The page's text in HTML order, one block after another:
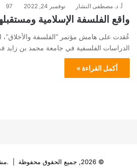
أ. د. مصطفى النشار نوفمبر 24, 2022 97
واقع الفلسفة الإسلامية
عُقدت على هامش مؤتمر “الفلسفة والأخلاق”،
الدراسات الفلسفية في جامعة محمد بن زايد
أكمل القراءة »
© 2026, جميع الحقوق محفوظة | .مشروعنا بالعقل نبدأ